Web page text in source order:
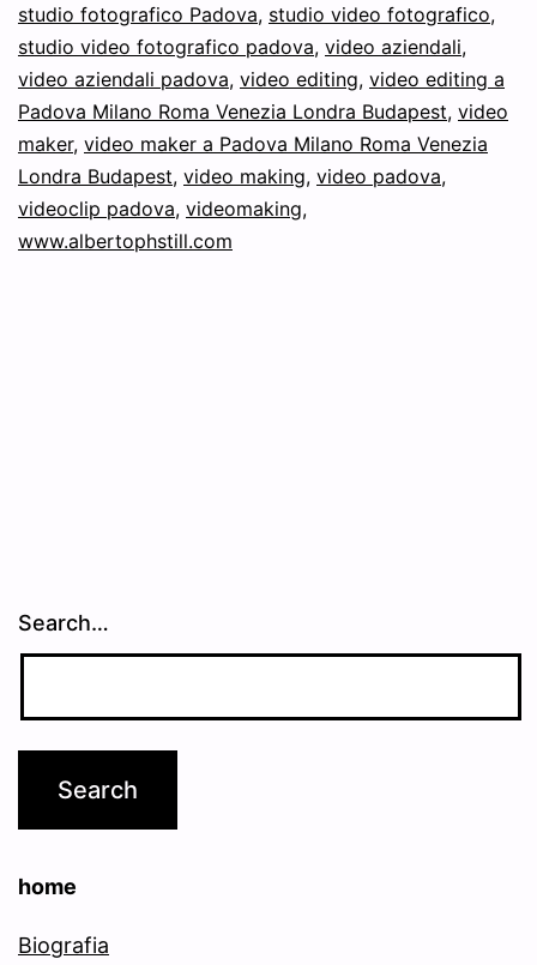
studio fotografico Padova, studio video fotografico,
studio video fotografico padova, video aziendali,
video aziendali padova, video editing, video editing a
Padova Milano Roma Venezia Londra Budapest, video
maker, video maker a Padova Milano Roma Venezia
Londra Budapest, video making, video padova,
videoclip padova, videomaking,
www.albertophstill.com
Search…
home
Biografia